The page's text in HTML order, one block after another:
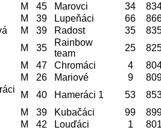
M 45 Marovci 34
M 39 Lupeňáci 66
M 39 Radost 35
M 35
Rainbow
team
25
M 47 Chromáci 4
M 26 Mariové 9
M 40 Hameráci 1 53
M 39 Kubačáci 99
M 42 Louďáci 1